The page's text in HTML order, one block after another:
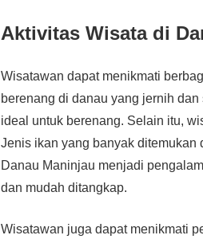
Aktivitas Wisata di
Wisatawan dapat menikmati
berenang di danau yang jernih
ideal untuk berenang. Selain itu,
Jenis ikan yang banyak
Danau Maninjau menjadi
dan mudah ditangkap.
Wisatawan juga dapat menikmati